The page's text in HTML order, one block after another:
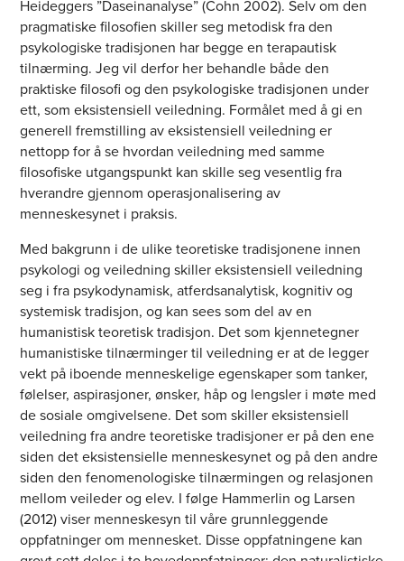
Heideggers ”Daseinanalyse” (Cohn 2002). Selv om den
pragmatiske filosofien skiller seg metodisk fra den
psykologiske tradisjonen har begge en terapautisk
tilnærming. Jeg vil derfor her behandle både den
praktiske filosofi og den psykologiske tradisjonen under
ett, som eksistensiell veiledning. Formålet med å gi en
generell fremstilling av eksistensiell veiledning er
nettopp for å se hvordan veiledning med samme
filosofiske utgangspunkt kan skille seg vesentlig fra
hverandre gjennom operasjonalisering av
menneskesynet i praksis.
Med bakgrunn i de ulike teoretiske tradisjonene innen
psykologi og veiledning skiller eksistensiell veiledning
seg i fra psykodynamisk, atferdsanalytisk, kognitiv og
systemisk tradisjon, og kan sees som del av en
humanistisk teoretisk tradisjon. Det som kjennetegner
humanistiske tilnærminger til veiledning er at de legger
vekt på iboende menneskelige egenskaper som tanker,
følelser, aspirasjoner, ønsker, håp og lengsler i møte med
de sosiale omgivelsene. Det som skiller eksistensiell
veiledning fra andre teoretiske tradisjoner er på den ene
siden det eksistensielle menneskesynet og på den andre
siden den fenomenologiske tilnærmingen og relasjonen
mellom veileder og elev. I følge Hammerlin og Larsen
(2012) viser menneskesyn til våre grunnleggende
oppfatninger om mennesket. Disse oppfatningene kan